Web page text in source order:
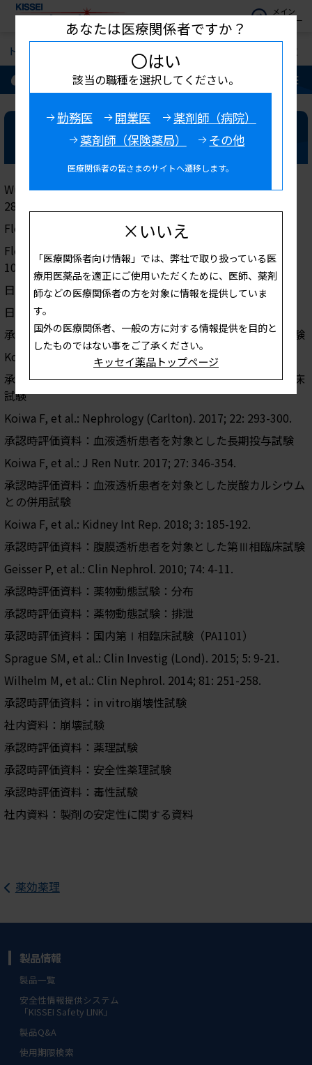
メイン
メニュー
トップ 腎・透析 主要文献
ピートル
主要文献
Wüthrich RP, et al.: Clin J Am Soc Nephrol. 2013; 8: 280-
289.
Floege J, et al.: Kidney Int. 2014; 86: 638-647.
Floege J, et al.: Nephrol Dial Transplant. 2015; 30: 1037-
1046.
日本透析医学会統計調査委員会: 透析会誌. 2018; 51: 1-51.
日本透析医学会: 透析会誌. 2012; 45: 301-356.
承認時評価資料：血液透析患者を対象とした第Ⅱ相臨床試験
Koiwa F, et al.: Clin Exp Nephrol. 2017; 21: 513-522.
承認時評価資料：血液透析患者を対象とした第Ⅲ相比較臨床
試験
Koiwa F, et al.: Nephrology (Carlton). 2017; 22: 293-300.
承認時評価資料：血液透析患者を対象とした長期投与試験
Koiwa F, et al.: J Ren Nutr. 2017; 27: 346-354.
承認時評価資料：血液透析患者を対象とした炭酸カルシウム
との併用試験
Koiwa F, et al.: Kidney Int Rep. 2018; 3: 185-192.
承認時評価資料：腹膜透析患者を対象とした第Ⅲ相臨床試験
Geisser P, et al.: Clin Nephrol. 2010; 74: 4-11.
承認時評価資料：薬物動態試験：分布
承認時評価資料：薬物動態試験：排泄
承認時評価資料：国内第Ⅰ相臨床試験（PA1101）
Sprague SM, et al.: Clin Investig (Lond). 2015; 5: 9-21.
Wilhelm M, et al.: Clin Nephrol. 2014; 81: 251-258.
承認時評価資料：in vitro崩壊性試験
社内資料：崩壊試験
承認時評価資料：薬理試験
承認時評価資料：安全性薬理試験
承認時評価資料：毒性試験
社内資料：製剤の安定性に関する資料
薬効薬理
製品情報
製品一覧
安全性情報提供システム
「KISSEI Safety LINK」
製品Q&A
使用期限検索
あなたは医療関係者ですか？
〇はい
該当の職種を選択してください。
勤務医 開業医
薬剤師（病院）
薬剤師（保険薬局）
その他
医療関係者の皆さまのサイトへ遷移します。
×いいえ
「医療関係者向け情報」では、弊社で取り扱っている医
療用医薬品を適正にご使用いただくために、医師、薬剤
師などの医療関係者の方を対象に情報を提供していま
す。
国外の医療関係者、一般の方に対する情報提供を目的と
したものではない事をご了承ください。
キッセイ薬品トップページ